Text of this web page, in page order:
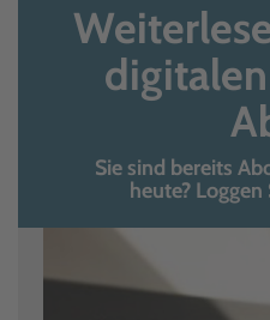
Sie sind bereits
heute? Loggen